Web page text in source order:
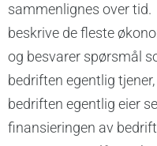
sammenlignes over
beskrive de fleste
og besvarer spørsmål
bedriften egentlig
bedriften egentlig eier
finansieringen av